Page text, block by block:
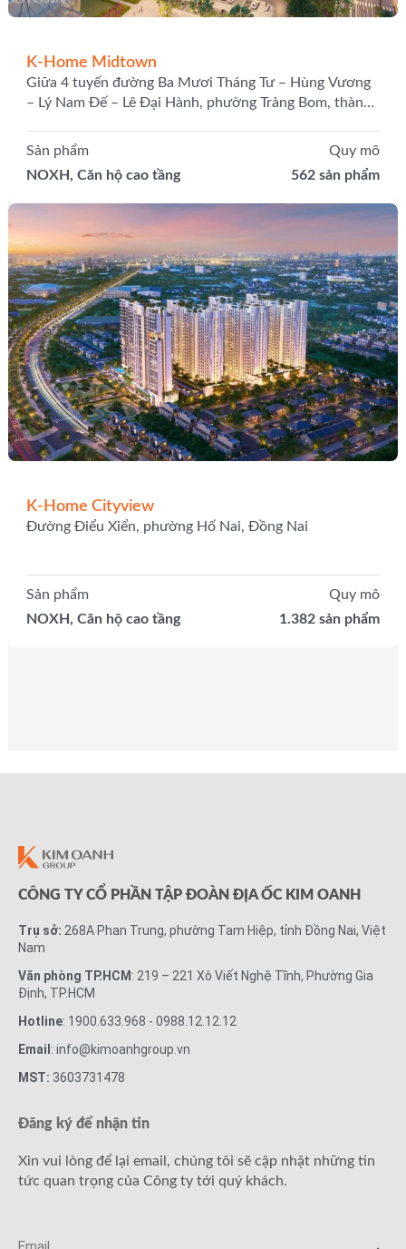
K-Home Midtown
Giữa 4 tuyến đường Ba Mươi Tháng Tư – Hùng Vương
– Lý Nam Đế – Lê Đại Hành, phường Trảng Bom, thành
Sản phẩm
NOXH, Căn hộ cao tầng
Quy mô
562 sản phẩm
K-Home Cityview
Đường Điểu Xiển, phường Hố Nai, Đồng Nai
Sản phẩm
NOXH, Căn hộ cao tầng
Quy mô
1.382 sản phẩm
CÔNG TY CỔ PHẦN TẬP ĐOÀN ĐỊA ỐC KIM OANH
Trụ sở: 268A Phan Trung, phường Tam Hiệp, tỉnh Đồng Nai, Việt
Nam
Văn phòng TP.HCM : 219 – 221 Xô Viết Nghệ Tĩnh, Phường Gia
Định, TP.HCM
Hotline: 1900.633.968 - 0988.12.12.12
Email : info@kimoanhgroup.vn
MST: 3603731478
Đăng ký để nhận tin
Xin vui lòng để lại email, chúng tôi sẽ cập nhật những tin
tức quan trọng của Công ty tới quý khách.